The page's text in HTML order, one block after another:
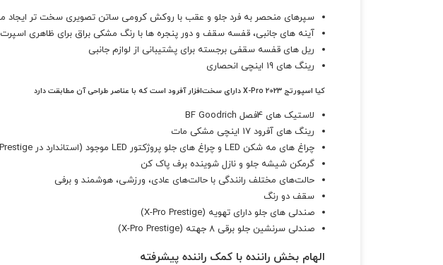
سپرهای منحصر به فرد جلو و عقب با روکش کرومی ساتن تصویری سخت تر ایجاد
آینه های جانبی، قفسه سقف و دور پنجره ها با رنگ مشکی براق برای ظاهری اسپرت
ریل های قفسه سقفی برجسته برای پشتیبانی از لوازم جانبی
رینگ های 19 اینچی انحصاری
کیا اسپورتج 2023 X-Pro دارای سخت‌افزار آفرود است که با عناصر طراحی آن مطابقت دارد
لاستیک های 4فصل BF Goodrich
رینگ های آفرود 17 اینچی مشکی مات
چراغ های مه شکن LED و چراغ های جلو پروژکتور LED موجود (استاندارد در X-Pro Prestige) برای روشن کردن مسیر پیش رو اگر ماجراجویی شما را به شب برد.
گرمکن شیشه جلو و نازل شوینده برف پاک کن
حالت‌های مختلف رانندگی با حالت‌های عادی، ورزشی، هوشمند و برفی
سقف دو رنگ
صندلی های جلو دارای تهویه (X-Pro Prestige)
صندلی سرنشین جلو برقی 8 جهته (X-Pro Prestige)
الهام بخش راننده با کمک راننده پیشرفته